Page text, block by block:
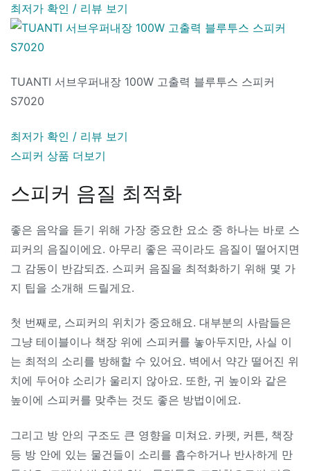
최저가 확인 / 리뷰 보기
TUANTI 서브우퍼내장 100W 고출력 블루투스 스피커
S7020
최저가 확인 / 리뷰 보기
스피커 상품 더보기
스피커 음질 최적화
좋은 음악을 듣기 위해 가장 중요한 요소 중 하나는 바로 스
피커의 음질이에요. 아무리 좋은 곡이라도 음질이 떨어지면
그 감동이 반감되죠. 스피커 음질을 최적화하기 위해 몇 가
지 팁을 소개해 드릴게요.
첫 번째로, 스피커의 위치가 중요해요. 대부분의 사람들은
그냥 테이블이나 책장 위에 스피커를 놓아두지만, 사실 이
는 최적의 소리를 방해할 수 있어요. 벽에서 약간 떨어진 위
치에 두어야 소리가 울리지 않아요. 또한, 귀 높이와 같은
높이에 스피커를 맞추는 것도 좋은 방법이에요.
그리고 방 안의 구조도 큰 영향을 미쳐요. 카펫, 커튼, 책장
등 방 안에 있는 물건들이 소리를 흡수하거나 반사하게 만